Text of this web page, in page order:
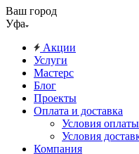
Ваш город
Уфа
Акции
Услуги
Мастерс
Блог
Проекты
Оплата и доставка
Условия оплаты
Условия
Компания